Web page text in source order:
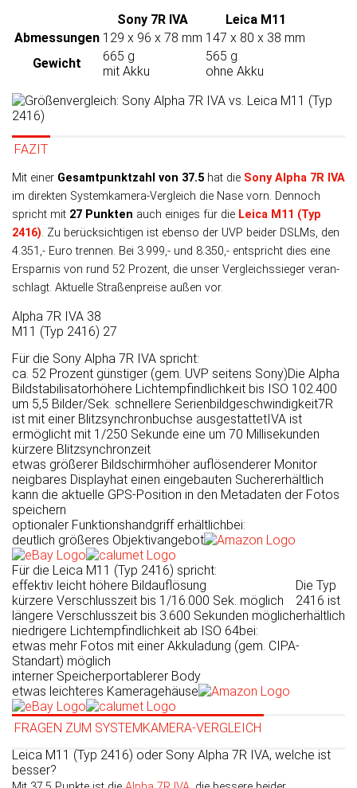
Sony 7R IVA
Leica M11
Abmessungen 129 x 96 x 78 mm 147 x 80 x 38 mm
Gewicht
665 g
mit Akku
565 g
ohne Akku
FAZIT
Mit einer Gesamtpunktzahl von 37.5 hat die Sony Alpha 7R IVA
im direk­ten Systemkamera-Ver­gleich die Nase vorn. Dennoch
spricht mit 27 Punk­ten auch eini­ges für die Leica M11 (Typ
2416). Zu be­rück­sich­tigen ist eben­so der UVP bei­der DSLMs, den
4.351,- Euro tren­nen. Bei 3.999,- und 8.350,- ent­spricht dies eine
Er­spar­nis von rund 52 Pro­zent, die unser Ver­gleichs­sieger veran­
schlagt. Aktu­elle Straßen­preise außen vor.
Alpha 7R IVA 38
M11 (Typ 2416) 27
Für die Sony Alpha 7R IVA spricht:
ca. 52 Prozent günstiger (gem. UVP seitens Sony)
Bild­stabilisatorhöhere Lichtempfindlichkeit bis ISO 102.400
um 5,5 Bilder/Sek. schnellere Serienbildgeschwindigkeit
ist mit einer Blitzsynchronbuchse ausgestattet
ermöglicht mit 1/250 Sekunde eine um 70 Milli­sekun­den
kürzere Blitz­synchron­zeit
etwas größerer Bildschirmhöher auflösenderer Monitor
neigbares Displayhat einen eingebauten Sucher
kann die aktuelle GPS-Position in den Metadaten der Fotos
speichern
optionaler Funktionshandgriff erhältlich
deutlich größeres Objektivangebot
Die Alpha
7R
IVA ist
erhältlich
bei:
Für die Leica M11 (Typ 2416) spricht:
effektiv leicht höhere Bildauflösung
kürzere Verschlusszeit bis 1/16.000 Sek. möglich
längere Verschlusszeit bis 3.600 Sekunden möglich
niedrigere Lichtempfindlichkeit ab ISO 64
etwas mehr Fotos mit einer Akkuladung (gem. CIPA-
Standart) möglich
interner Speicherportablerer Body
etwas leichteres Kameragehäuse
Die Typ
2416 ist
erhältlich
bei:
FRAGEN ZUM SYSTEMKAMERA-VERGLEICH
Leica M11 (Typ 2416) oder Sony Alpha 7R IVA, welche ist
besser?